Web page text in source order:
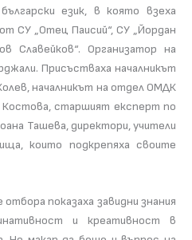
език, в която взеха
СУ „Отец Паисий“, СУ „Йордан
Славейков“. Организатор на
Присъстваха началникът
началникът на отдел ОМДК
старшият експерт по
Ташева, директори, учители
които подкрепяха своите
показаха завидни знания
и креативност в